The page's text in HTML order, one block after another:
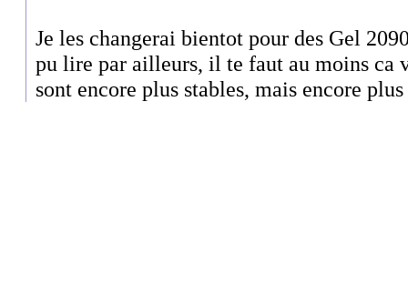
Je les changerai bientot pour des Gel
pu lire par ailleurs, il te faut au moins ca
sont encore plus stables, mais encore